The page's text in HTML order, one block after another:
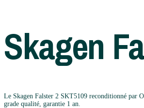
Skagen
Le Skagen Falster 2 SKT5109 reconditionné par
grade qualité, garantie 1 an.